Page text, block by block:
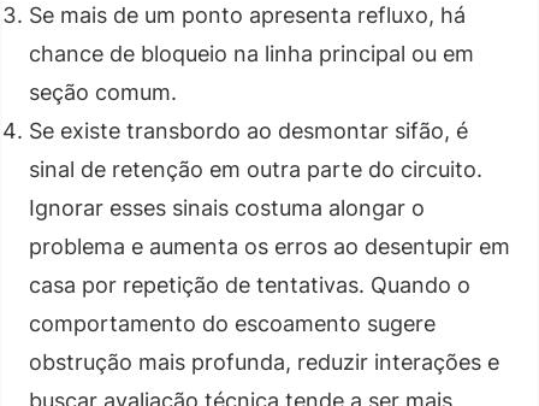
Se mais de um ponto apresenta refluxo, há
chance de bloqueio na linha principal ou em
seção comum.
Se existe transbordo ao desmontar sifão, é
sinal de retenção em outra parte do circuito.
Ignorar esses sinais costuma alongar o
problema e aumenta os erros ao desentupir em
casa por repetição de tentativas. Quando o
comportamento do escoamento sugere
obstrução mais profunda, reduzir interações e
buscar avaliação técnica tende a ser mais